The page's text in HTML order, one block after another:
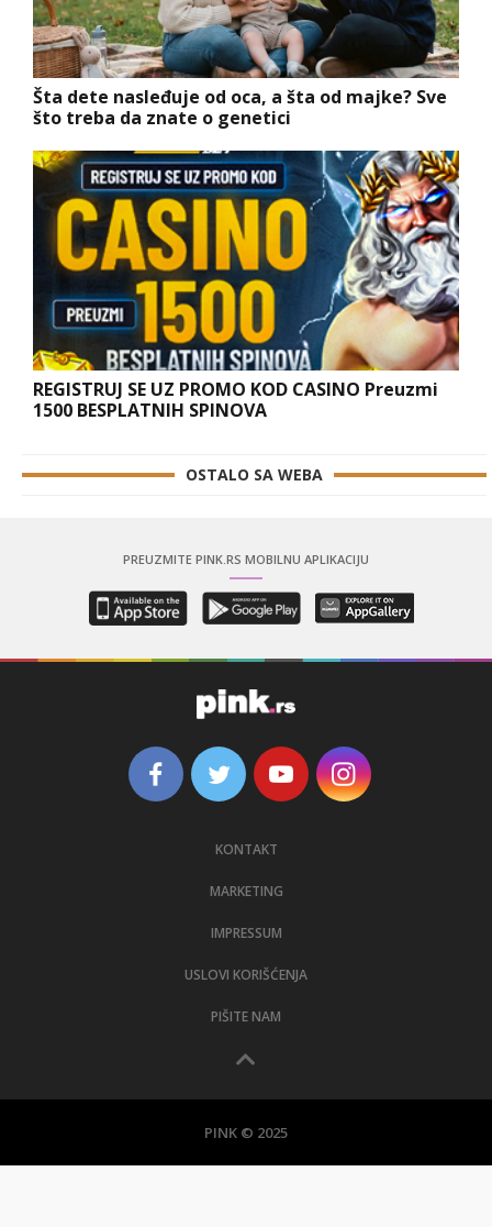
Šta dete nasleđuje od oca, a šta od majke? Sve
što treba da znate o genetici
REGISTRUJ SE UZ PROMO KOD CASINO Preuzmi
1500 BESPLATNIH SPINOVA
OSTALO SA WEBA
PREUZMITE PINK.RS MOBILNU APLIKACIJU
KONTAKT
MARKETING
IMPRESSUM
USLOVI KORIŠĆENJA
PIŠITE NAM
PINK © 2025